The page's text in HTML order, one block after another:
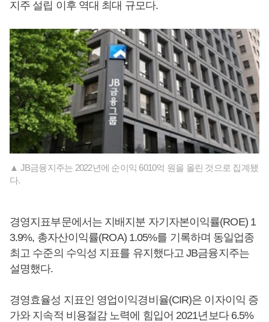
지주 설립 이후 역대 최대 규모다.
▲ JB금융지주는 2022년에 순이익 6010억 원을 올린 것으로 집계됐
다.
경영지표부문에서는 지배지분 자기자본이익률(ROE) 1
3.9%, 총자산이익률(ROA) 1.05%를 기록하며 동일업종
최고 수준의 수익성 지표를 유지했다고 JB금융지주는
설명했다.
경영효율성 지표인 영업이익경비율(CIR)은 이자이익 증
가와 지속적 비용절감 노력에 힘입어 2021년보다 6.5%